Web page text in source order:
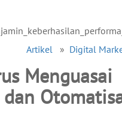
Artikel » Digital
Menguasai